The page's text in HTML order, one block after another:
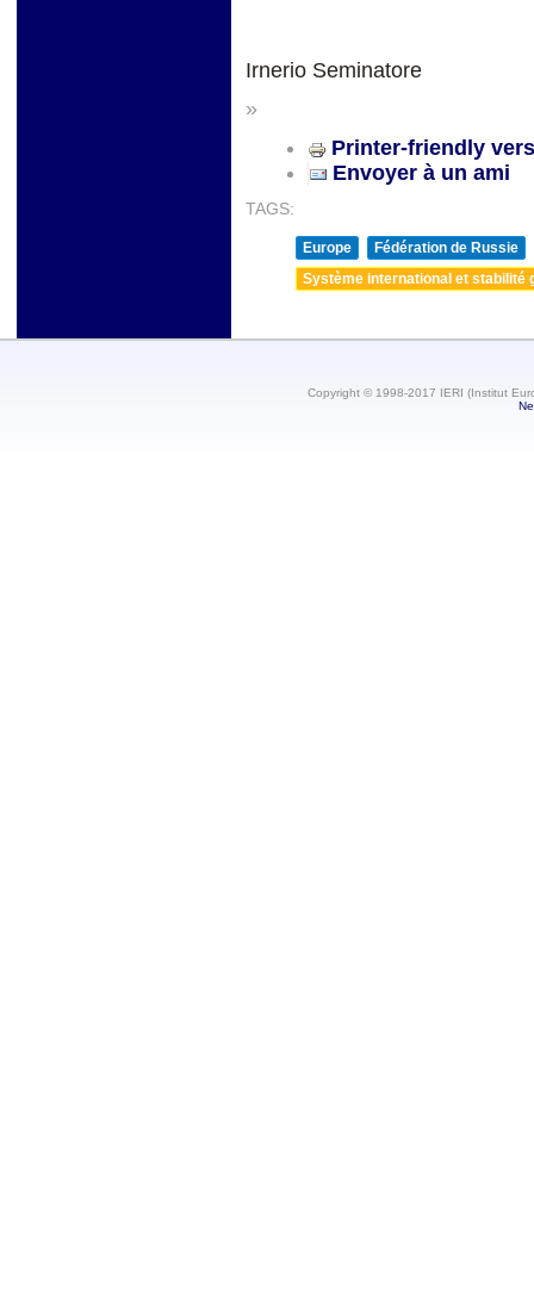
Irnerio Seminatore
»
Printer-friendly
Envoyer à un ami
TAGS:
Europe
Fédération de Russie
Système international et stabilité
Copyright © 1998-2017 IERI (Institut